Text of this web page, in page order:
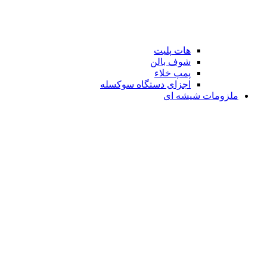
هات پلیت
شوف بالن
پمپ خلاء
اجزای دستگاه سوکسله
ملزومات شیشه ای